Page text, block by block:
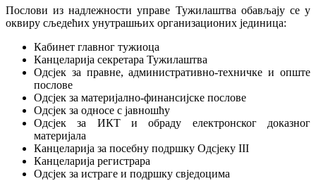
Послови из надлежности управе Тужилаштва обављају се у
оквиру сљедећих унутрашњих организационих јединица:
Кабинет главног тужиоца
Канцеларија секретара Тужилаштва
Одсјек за правне, административно-техничке и опште
послове
Одсјек за материјално-финансијске послове
Одсјек за односе с јавношћу
Одсјек за ИКТ и обраду електронског доказног
материјала
Канцеларија за посебну подршку Одсјеку III
Канцеларија регистрара
Одсјек за истраге и подршку свједоцима